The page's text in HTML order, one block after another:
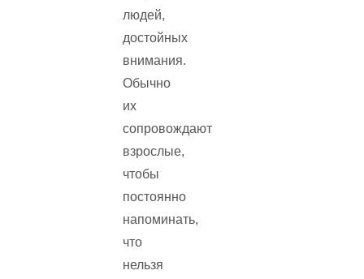
людей,
достойных
внимания.
Обычно
их
сопровождают
взрослые,
чтобы
постоянно
напоминать,
что
нельзя